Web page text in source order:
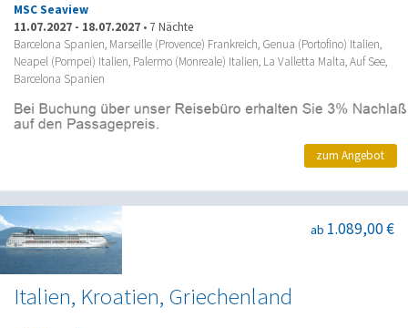
MSC Seaview
11.07.2027 - 18.07.2027 • 7 Nächte
Barcelona Spanien, Marseille (Provence) Frankreich, Genua (Portofino) Italien,
Neapel (Pompei) Italien, Palermo (Monreale) Italien, La Valletta Malta, Auf See,
Barcelona Spanien
zum Angebot
Italien, Kroatien, Griechenland
ab 1.089,00 €